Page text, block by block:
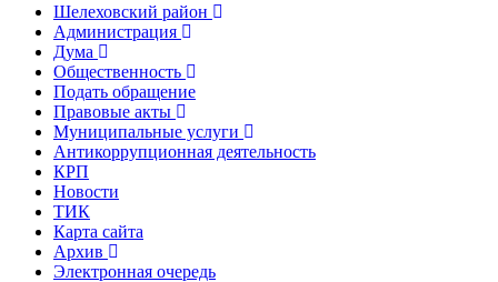
Шелеховский район
Администрация
Дума
Общественность
Подать обращение
Правовые акты
Муниципальные услуги
Антикоррупционная деятельность
КРП
Новости
ТИК
Карта сайта
Архив
Электронная очередь